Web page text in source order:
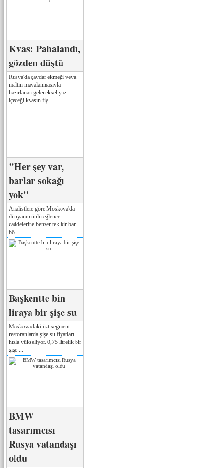
Kvas: Pahalandı,
gözden düştü
Rusya'da çavdar ekmeği veya
maltın mayalanmasıyla
hazırlanan geleneksel yaz
içeceği kvasın fiy...
"Her şey var,
barlar sokağı
yok"
Analistlere göre Moskova'da
dünyanın ünlü eğlence
caddelerine benzer tek bir bar
bö...
Başkentte bin
liraya bir şişe su
Moskova'daki üst segment
restoranlarda şişe su fiyatları
hızla yükseliyor. 0,75 litrelik bir
şişe ...
BMW
tasarımcısı
Rusya vatandaşı
oldu